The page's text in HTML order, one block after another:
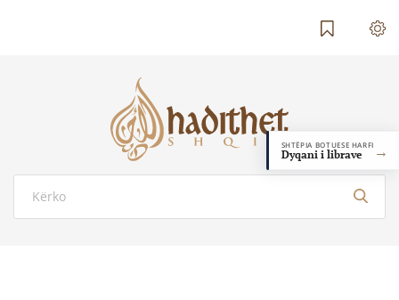
SHTËPIA BOTUESE HARFI
Dyqani i librave →